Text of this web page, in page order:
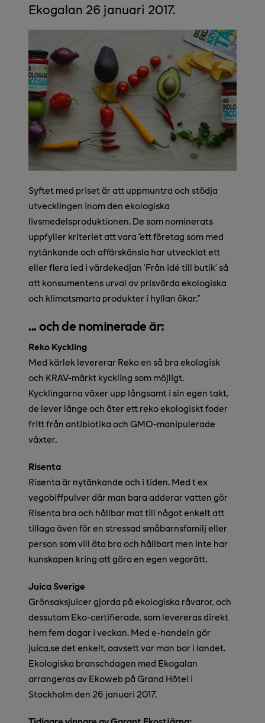
Ekogalan 26 januari 2017.
Syftet med priset är att uppmuntra och stödja
utvecklingen inom den ekologiska
livsmedelsproduktionen. De som nominerats
uppfyller kriteriet att vara ”ett företag som med
nytänkande och affärskänsla har utvecklat ett
eller flera led i värdekedjan ’Från idé till butik’ så
att konsumentens urval av prisvärda ekologiska
och klimatsmarta produkter i hyllan ökar.”
... och de nominerade är:
Reko Kyckling
Med kärlek levererar Reko en så bra ekologisk
och KRAV-märkt kyckling som möjligt.
Kycklingarna växer upp långsamt i sin egen takt,
de lever länge och äter ett reko ekologiskt foder
fritt från antibiotika och GMO-manipulerade
växter.
Risenta
Risenta är nytänkande och i tiden. Med t ex
vegobiffpulver där man bara adderar vatten gör
Risenta bra och hållbar mat till något enkelt att
tillaga även för en stressad småbarnsfamilj eller
person som vill äta bra och hållbart men inte har
kunskapen kring att göra en egen vegorätt.
Juica Sverige
Grönsaksjuicer gjorda på ekologiska råvaror, och
dessutom Eko-certifierade, som levereras direkt
hem fem dagar i veckan. Med e-handeln gör
juica.se det enkelt, oavsett var man bor i landet.
Ekologiska branschdagen med Ekogalan
arrangeras av Ekoweb på Grand Hôtel i
Stockholm den 26 januari 2017.
Tidigare vinnare av Garant Ekostjärna: